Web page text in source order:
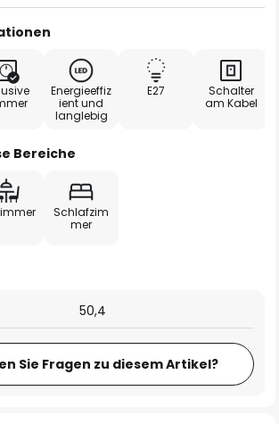
Energieeffiz
ient und
langlebig
E27
Schalter
am Kabel
Bereiche
Schlafzim
mer
50,4
Sie Fragen zu diesem Artikel?